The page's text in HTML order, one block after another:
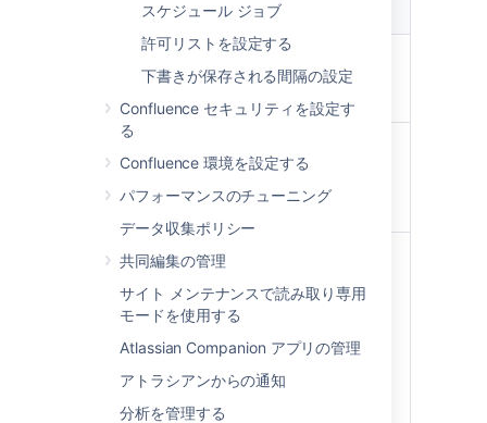
スケジュール ジョブ
許可リストを設定する
下書きが保存される間隔の設定
Confluence セキュリティを設定す
る
Confluence 環境を設定する
パフォーマンスのチューニング
データ収集ポリシー
共同編集の管理
サイト メンテナンスで読み取り専用
モードを使用する
Atlassian Companion アプリの管理
アトラシアンからの通知
分析を管理する
変数
${fullname}
のフルネ
ーム。
アドレ
${email.hostname}
アドレス
ン/ホスト